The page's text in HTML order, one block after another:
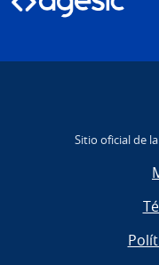
Sitio oficial de